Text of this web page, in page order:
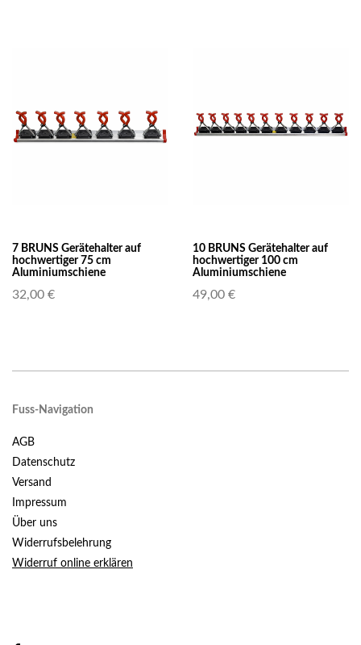
7 BRUNS Gerätehalter auf
hochwertiger 75 cm
Aluminiumschiene
32,00 €
10 BRUNS Gerätehalter auf
hochwertiger 100 cm
Aluminiumschiene
49,00 €
Fuss-Navigation
AGB
Datenschutz
Versand
Impressum
Über uns
Widerrufsbelehrung
Widerruf online erklären